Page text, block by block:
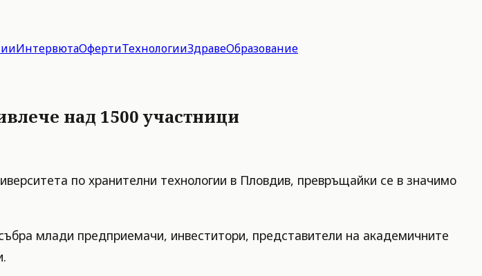
ИнтервютаОфертиТехнологииЗдравеОбразование
над 1500 участници
по хранителни технологии в Пловдив, превръщайки се в значимо
млади предприемачи, инвеститори, представители на академичните